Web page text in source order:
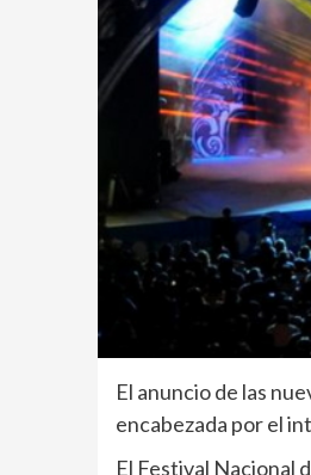
El anuncio de las
encabezada por el
El Festival Nacional